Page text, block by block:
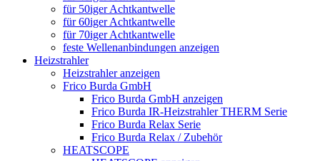
für 50iger Achtkantwelle
für 60iger Achtkantwelle
für 70iger Achtkantwelle
feste Wellenanbindungen anzeigen
Heizstrahler
Heizstrahler anzeigen
Frico Burda GmbH
Frico Burda GmbH anzeigen
Frico Burda IR-Heizstrahler THERM Serie
Frico Burda Relax Serie
Frico Burda Relax / Zubehör
HEATSCOPE